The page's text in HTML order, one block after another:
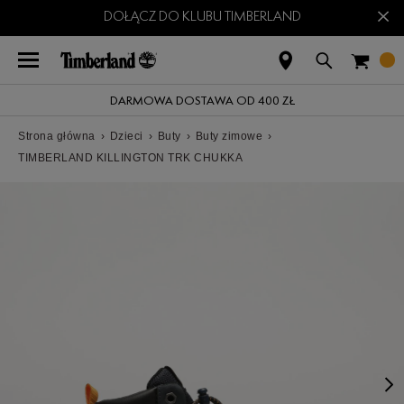
DOŁĄCZ DO KLUBU TIMBERLAND ×
DARMOWA DOSTAWA OD 400 ZŁ
Strona główna › Dzieci › Buty › Buty zimowe ›
TIMBERLAND KILLINGTON TRK CHUKKA